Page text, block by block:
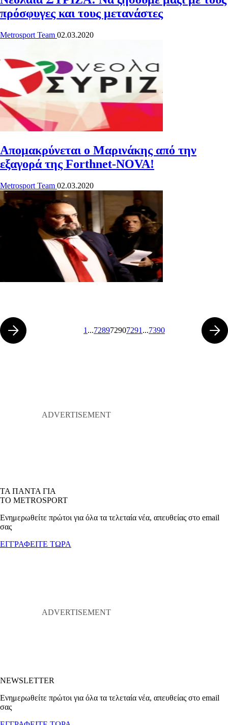
πρόσφυγες και τους μετανάστες
Metrosport Team 02.03.2020
Απομακρύνεται ο Μαρινάκης από την
εξαγορά της Forthnet-NOVA!
Metrosport Team 02.03.2020
1 ...728972907291 ...7390
ΤΑ ΠΑΝΤΑ ΓΙΑ
ΤΟ METROSPORT
Ενημερωθείτε πρώτοι για όλα τα τελεταία νέα, απευθείας στο email
σας
ΕΓΓΡΑΦΕΙΤΕ ΤΩΡΑ
NEWSLETTER
Ενημερωθείτε πρώτοι για όλα τα τελεταία νέα, απευθείας στο email
σας